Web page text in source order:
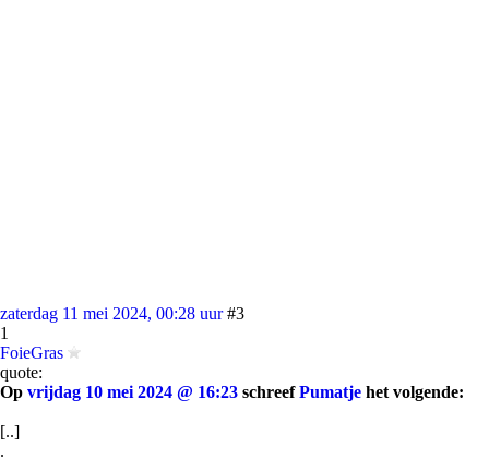
zaterdag 11 mei 2024, 00:28 uur #3
1
FoieGras
quote:
Op vrijdag 10 mei 2024 @ 16:23 schreefPumatje het volgende:
[..]
.